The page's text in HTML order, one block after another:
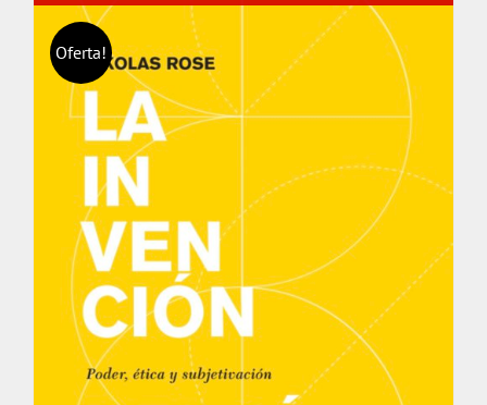
Oferta!